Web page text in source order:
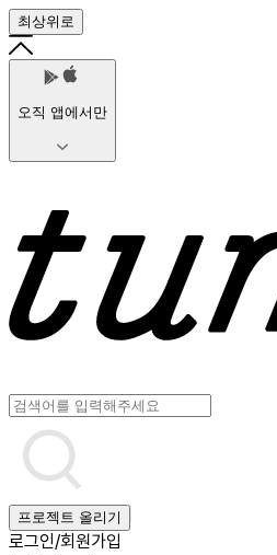
최상위로
오직 앱에서만
프로젝트 올리기
로그인/회원가입